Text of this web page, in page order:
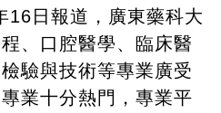
16日報道，廣東藥科大
、口腔醫學、臨床醫
驗與技術等專業廣受
業十分熱門，專業平